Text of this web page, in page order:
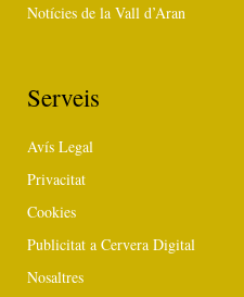
Notícies de la Vall d’Aran
Serveis
Avís Legal
Privacitat
Cookies
Publicitat a Cervera Digital
Nosaltres